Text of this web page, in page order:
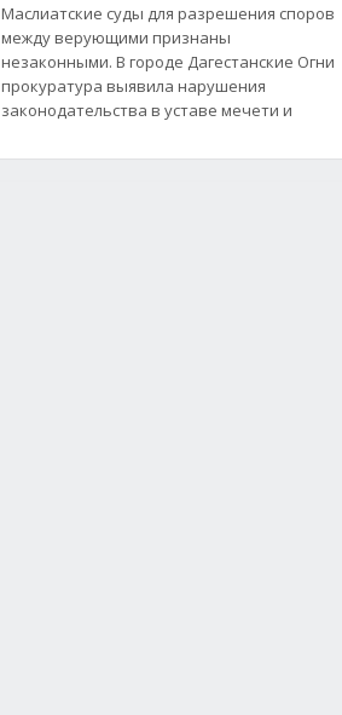
Маслиатские суды для разрешения споров
между верующими признаны
незаконными. В городе Дагестанские Огни
прокуратура выявила нарушения
законодательства в уставе мечети и